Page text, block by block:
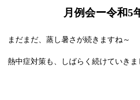
月例会ー令和5
まだまだ、蒸し暑さが続きますね～
熱中症対策も、しばらく続けていきま